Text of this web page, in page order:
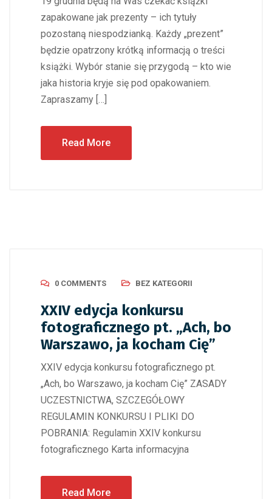
zapakowane jak prezenty – ich tytuły
pozostaną niespodzianką. Każdy „prezent”
będzie opatrzony krótką informacją o treści
książki. Wybór stanie się przygodą – kto wie
jaka historia kryje się pod opakowaniem.
Zapraszamy […]
Read More
0 COMMENTS BEZ KATEGORII
XXIV edycja konkursu
fotograficznego pt. „Ach, bo
Warszawo, ja kocham Cię”
XXIV edycja konkursu fotograficznego pt.
„Ach, bo Warszawo, ja kocham Cię” ZASADY
UCZESTNICTWA, SZCZEGÓŁOWY
REGULAMIN KONKURSU I PLIKI DO
POBRANIA: Regulamin XXIV konkursu
fotograficznego Karta informacyjna
Read More